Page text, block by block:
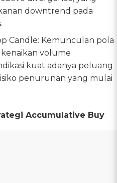
downtrend pada
Candle: Kemunculan pola
volume
kuat adanya peluang
penurunan yang mulai
Accumulative Buy